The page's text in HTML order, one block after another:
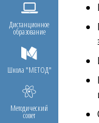
Дистанционное
образование
Школа "МЕТОД"
Методический
совет